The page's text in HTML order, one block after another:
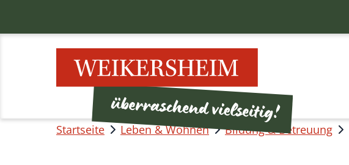
Startseite Leben & Wohnen Bildung & Betreuung